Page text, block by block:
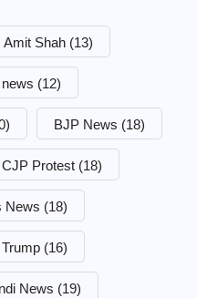
Amit Shah (13)
(12)
BJP News (18)
CJP Protest (18)
News (18)
(16)
News (19)